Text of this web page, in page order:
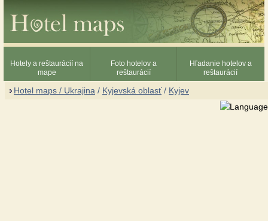
Hotely a reštaurácií na
mape
Foto hotelov a
reštaurácií
Hľadanie hotelov a
reštaurácií
Hotel maps / Ukrajina / Kyjevská oblasť/ Kyjev